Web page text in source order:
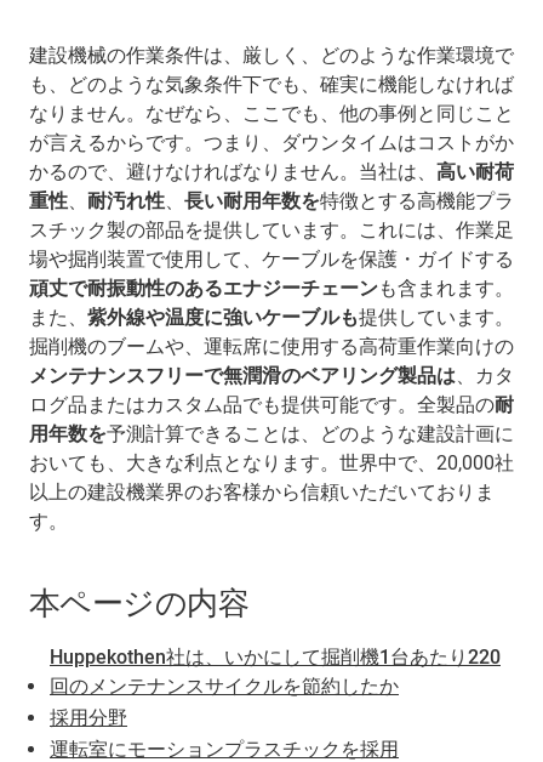
建設機械の作業条件は、厳しく、どのような作業環境で
も、どのような気象条件下でも、確実に機能しなければ
なりません。なぜなら、ここでも、他の事例と同じこと
が言えるからです。つまり、ダウンタイムはコストがか
かるので、避けなければなりません。当社は、 高い耐荷
重性、 耐汚れ性、 長い耐用年数を特徴とする高機能プラ
スチック製の部品を提供しています。これには、作業足
場や掘削装置で使用して、ケーブルを保護・ガイドする
頑丈で耐振動性のあるエナジーチェーンも含まれます。
また、 紫外線や温度に強いケーブルも提供しています。
掘削機のブームや、運転席に使用する高荷重作業向けの
メンテナンスフリーで無潤滑のベアリング製品は、カタ
ログ品またはカスタム品でも提供可能です。全製品の耐
用年数を予測計算できることは、どのような建設計画に
おいても、大きな利点となります。世界中で、20,000社
以上の建設機業界のお客様から信頼いただいておりま
す。
本ページの内容
Huppekothen社は、いかにして掘削機1台あたり220
回のメンテナンスサイクルを節約したか
採用分野
運転室にモーションプラスチックを採用